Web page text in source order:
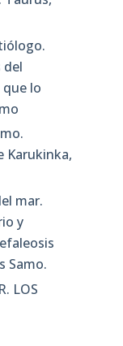
del
lo
Karukinka,
mar.
y
Samo.
LOS